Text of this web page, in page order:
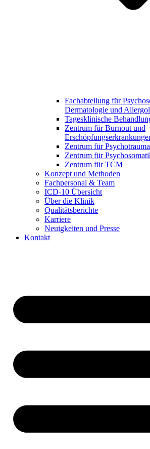
Fachabteilung für
Dermatologie und
Tagesklinische
Zentrum für Burnout und
Zentrum für
Zentrum für
Zentrum für TCM
Konzept und Methoden
Fachpersonal & Team
ICD-10 Übersicht
Über die Klinik
Qualitätsberichte
Karriere
Neuigkeiten und Presse​
Kontakt